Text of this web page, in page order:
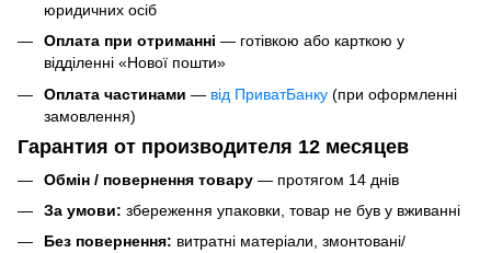
юридичних осіб
Оплата при отриманні — готівкою або карткою у
відділенні «Нової пошти»
Оплата частинами — від ПриватБанку (при оформленні
замовлення)
Гарантия от производителя 12 месяцев
Обмін / повернення товару — протягом 14 днів
За умови: збереження упаковки, товар не був у вживанні
Без повернення: витратні матеріали, змонтовані/